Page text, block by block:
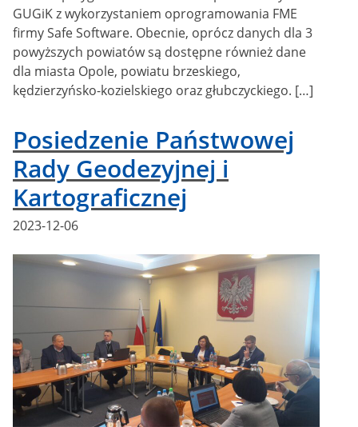
GUGiK z wykorzystaniem oprogramowania FME
firmy Safe Software. Obecnie, oprócz danych dla 3
powyższych powiatów są dostępne również dane
dla miasta Opole, powiatu brzeskiego,
kędzierzyńsko-kozielskiego oraz głubczyckiego. […]
Posiedzenie Państwowej
Rady Geodezyjnej i
Kartograficznej
Posted
2023-12-06